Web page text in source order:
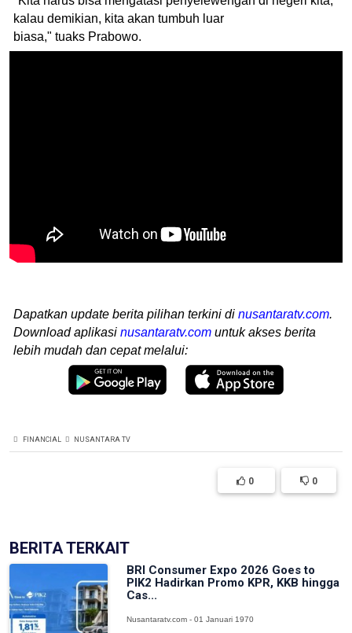
kalau demikian, kita akan tumbuh luar
biasa," tuaks Prabowo.
Dapatkan update berita pilihan terkini di nusantaratv.com.
Download aplikasi nusantaratv.com untuk akses berita
lebih mudah dan cepat melalui:
FINANCIAL NUSANTARA TV
0 0
BERITA TERKAIT
BRI Consumer Expo 2026 Goes to
PIK2 Hadirkan Promo KPR, KKB hingga
Cas...
Nusantaratv.com - 01 Januari 1970